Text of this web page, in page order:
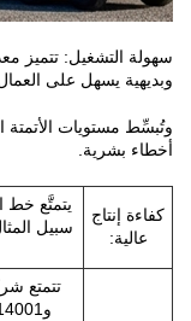
وبديهية يسهل على العمال
وتُبسِّط مستويات الأتمتة
أخطاء بشرية.
كفاءة إنتاج
عالية:
يتمتَّع خط
سبيل